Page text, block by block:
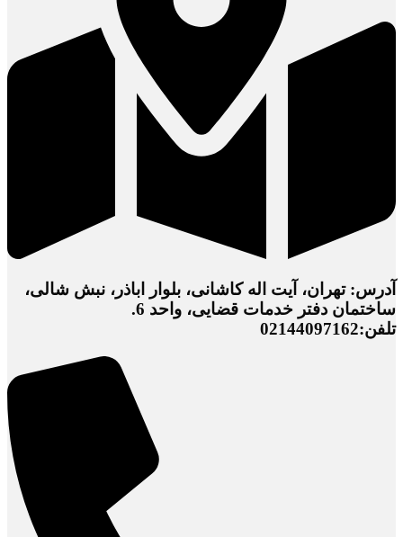
آدرس: تهران، آیت اله کاشانی، بلوار اباذر، نبش شالی،
ساختمان دفتر خدمات قضایی، واحد 6.
تلفن:02144097162